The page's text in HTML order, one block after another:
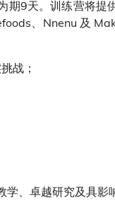
9天。训练营将提
、Nnenu 及
战；
、卓越研究及具影